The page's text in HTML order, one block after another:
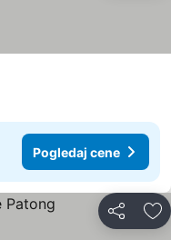
Pogledaj cene
Deli